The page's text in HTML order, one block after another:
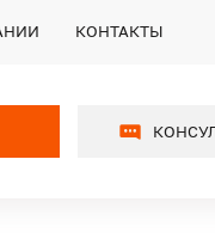
КОНТАКТЫ